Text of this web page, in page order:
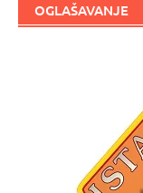
OGLAŠAVANJE